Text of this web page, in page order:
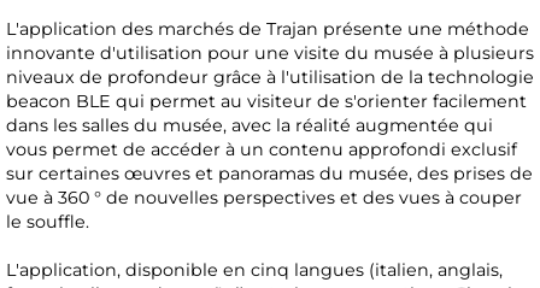
L'application des marchés de Trajan présente une méthode
innovante d'utilisation pour une visite du musée à plusieurs
niveaux de profondeur grâce à l'utilisation de la technologie
beacon BLE qui permet au visiteur de s'orienter facilement
dans les salles du musée, avec la réalité augmentée qui
vous permet de accéder à un contenu approfondi exclusif
sur certaines œuvres et panoramas du musée, des prises de
vue à 360 ° de nouvelles perspectives et des vues à couper
le souffle.
L'application, disponible en cinq langues (italien, anglais,